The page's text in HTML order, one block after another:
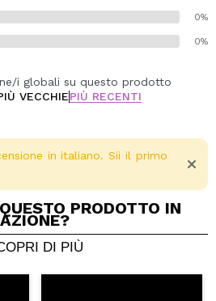
0%
0%
i globali su questo prodotto
VECCHIEPIÙ RECENTI
in italiano. Sii il primo
PRODOTTO IN
AZIONE?
DI PIÙ